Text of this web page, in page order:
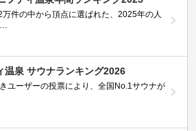
万件の中から頂点に選ばれた、2025年の人
…
温泉 サウナランキング2026
ユーザーの投票により、全国No.1サウナが